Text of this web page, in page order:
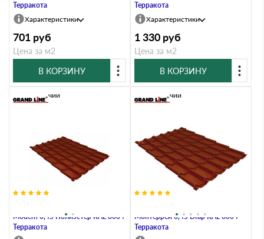
Терракота
Характеристики
701 руб
Цена за м2
В КОРЗИНУ
Терракота
Характеристики
1 330 руб
Цена за м2
В КОРЗИНУ
Modern 0,45 Полиэстер RAL 8004
Терракота
В наличии
Монтеррей 0,45 Drap RAL 8004
Терракота
В наличии